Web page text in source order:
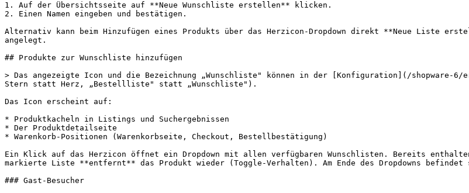
1. Auf der Übersichtsseite auf **Neue Wunschliste erstellen** klicken.
2. Einen Namen eingeben und bestätigen.
Alternativ kann beim Hinzufügen eines Produkts über das Herzicon-Dropdown direkt **Neue Liste
angelegt.
## Produkte zur Wunschliste hinzufügen
> Das angezeigte Icon und die Bezeichnung „Wunschliste" können in der [Konfiguration](/shopware-
Stern statt Herz, „Bestellliste" statt „Wunschliste").
Das Icon erscheint auf:
* Produktkacheln in Listings und Suchergebnissen
* Der Produktdetailseite
* Warenkorb-Positionen (Warenkorbseite, Checkout, Bestellbestätigung)
Ein Klick auf das Herzicon öffnet ein Dropdown mit allen verfügbaren Wunschlisten. Bereits
markierte Liste **entfernt** das Produkt wieder (Toggle-Verhalten). Am Ende des Dropdowns
### Gast-Besucher